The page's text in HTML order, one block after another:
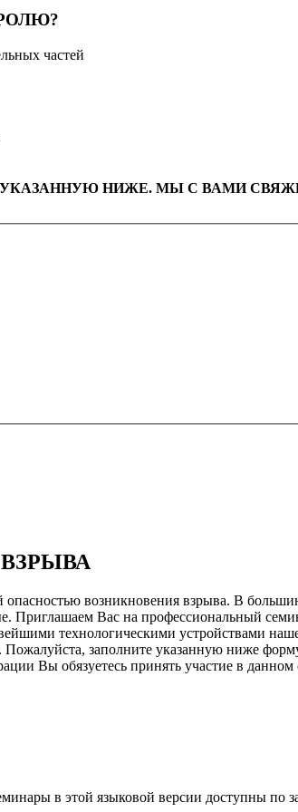
частей
УКАЗАННУЮ НИЖЕ. МЫ С ВАМИ
возникновения взрыва. В
Приглашаем Вас на профессиональный
технологическими устройствами
заполните указанную ниже
Вы обязуетесь принять участие в данном
в этой языковой версии доступны по